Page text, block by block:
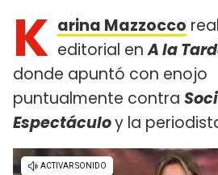
K arina Mazzocco
editorial enA la
donde apuntó con enojo
puntualmente contra
Espectáculoy la